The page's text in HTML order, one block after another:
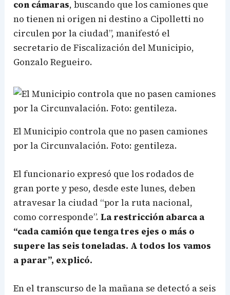
con cámaras, buscando que los camiones que
no tienen ni origen ni destino a Cipolletti no
circulen por la ciudad”, manifestó el
secretario de Fiscalización del Municipio,
Gonzalo Regueiro.
El Municipio controla que no pasen camiones
por la Circunvalación. Foto: gentileza.
El funcionario expresó que los rodados de
gran porte y peso, desde este lunes, deben
atravesar la ciudad “por la ruta nacional,
como corresponde”. La restricción abarca a
“cada camión que tenga tres ejes o más o
supere las seis toneladas. A todos los vamos
a parar”, explicó.
En el transcurso de la mañana se detectó a seis